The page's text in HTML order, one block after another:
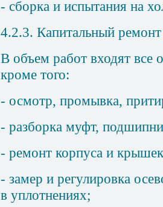
- сборка и испытания на
4.2.3. Капитальный ремонт
В объем работ входят все
кроме того:
- осмотр, промывка,
- разборка муфт,
- ремонт корпуса и
- замер и регулировка
в уплотнениях;